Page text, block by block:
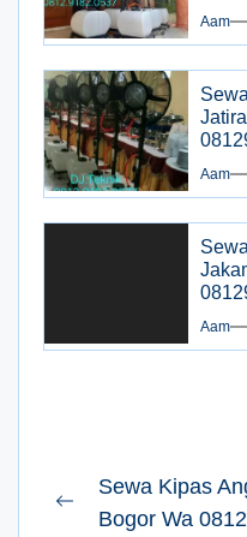
Aam
Aam
Aam
Navigasi
pos
Previous
Sewa Kipas
Bogor Wa